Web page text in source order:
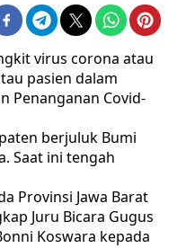
virus corona atau
pasien dalam
Penanganan Covid-
berjuluk Bumi
Saat ini tengah
Provinsi Jawa Barat
Juru Bicara Gugus
Koswara kepada